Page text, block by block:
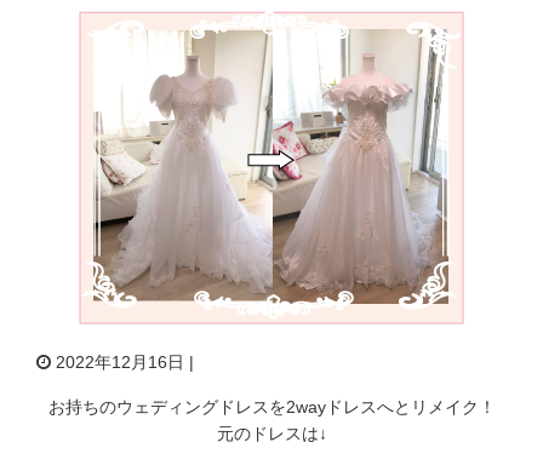
2022年12月16日 |
お持ちのウェディングドレスを2wayドレスへとリメイク！
元のドレスは↓